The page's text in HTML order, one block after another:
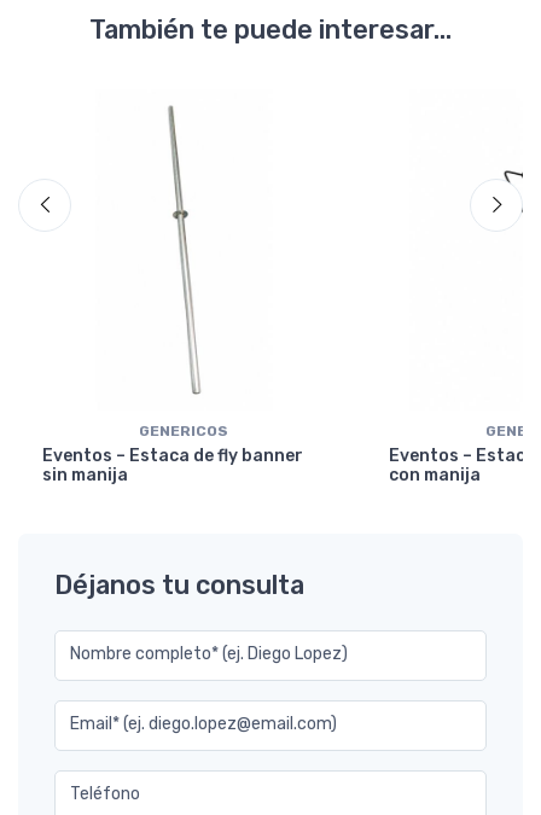
También te puede interesar...
GENERICOS
Eventos – Estaca de fly banner
sin manija
Eventos –
con manija
Déjanos tu consulta
Nombre completo* (ej. Diego Lopez)
Email* (ej. diego.lopez@email.com)
Teléfono